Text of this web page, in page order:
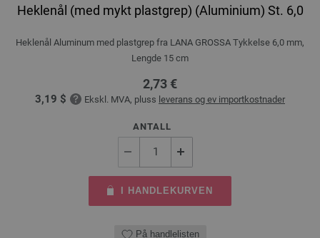
Heklenål (med mykt plastgrep) (Aluminium) St. 6,0
Heklenål Aluminum med plastgrep fra LANA GROSSA Tykkelse 6,0 mm,
Lengde 15 cm
2,73 €
3,19 $ Ekskl. MVA, pluss leverans og ev importkostnader
ANTALL
I HANDLEKURVEN
På handlelisten